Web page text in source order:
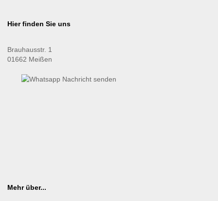
Hier finden Sie uns
Brauhausstr. 1
01662 Meißen
Mehr über...